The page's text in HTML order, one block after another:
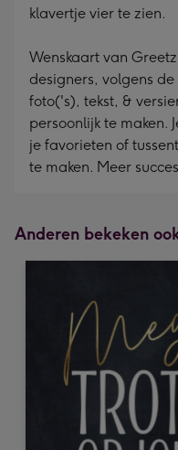
klavertje vier te zien.
Wenskaart van
designers, volgens
foto('s), tekst, &
persoonlijk te maken.
je favorieten of
te maken. Meer
Anderen bekeken